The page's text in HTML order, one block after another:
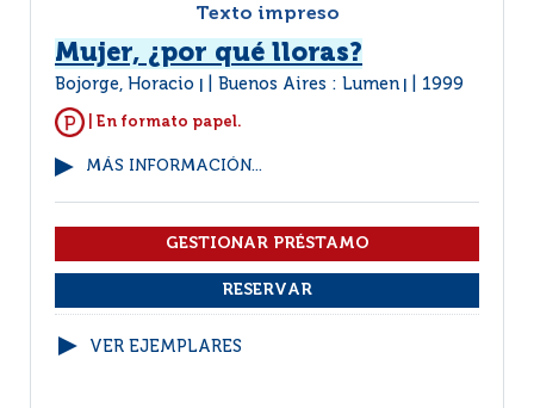
Texto impreso
Mujer, ¿por qué lloras?
Bojorge, Horacio Buenos Aires : Lumen 1999
| En formato papel.
MÁS INFORMACIÓN...
VER EJEMPLARES